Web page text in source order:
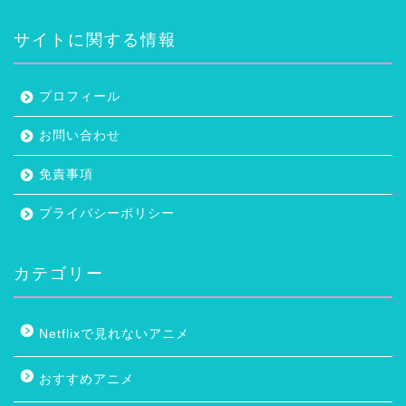
サイトに関する情報
プロフィール
お問い合わせ
免責事項
プライバシーポリシー
カテゴリー
Netflixで見れないアニメ
おすすめアニメ